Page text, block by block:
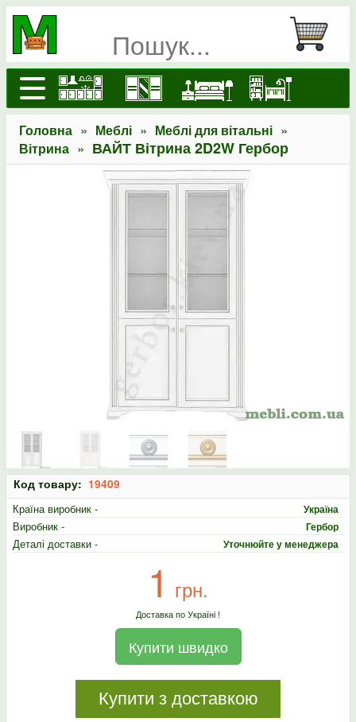
Головна » Меблі » Меблі для вітальні »
Вітрина » ВАЙТ Вітрина 2D2W Гербор
Код товару: 19409
Країна виробник - Україна
Виробник - Гербор
Деталі доставки - Уточнюйте у менеджера
1 грн.
Доставка по Україні !
Купити швидко
Купити з доставкою